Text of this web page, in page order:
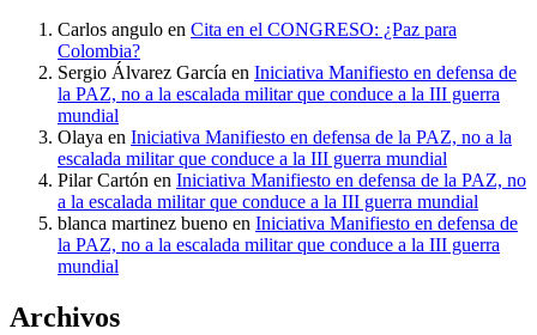
Carlos angulo en Cita en el CONGRESO: ¿Paz para
Colombia?
Sergio Álvarez García en Iniciativa Manifiesto en defensa de
la PAZ, no a la escalada militar que conduce a la III guerra
mundial
Olaya en Iniciativa Manifiesto en defensa de la PAZ, no a la
escalada militar que conduce a la III guerra mundial
Pilar Cartón en Iniciativa Manifiesto en defensa de la PAZ, no
a la escalada militar que conduce a la III guerra mundial
blanca martinez bueno en Iniciativa Manifiesto en defensa de
la PAZ, no a la escalada militar que conduce a la III guerra
mundial
Archivos